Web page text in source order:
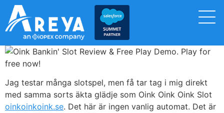
Jag testar många slotspel, men få tar tag i mig direkt
med samma sorts äkta glädje som Oink Oink Oink Slot
oinkoinkoink.se. Det här är ingen vanlig automat. Det är